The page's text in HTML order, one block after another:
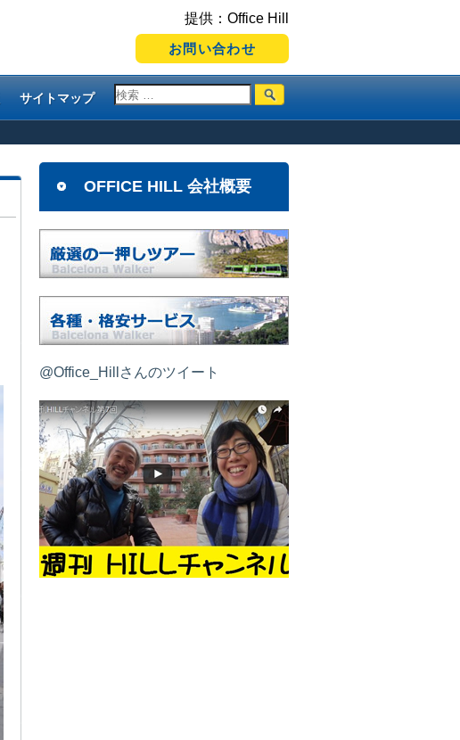
提供：Office Hill
お問い合わせ
サイトマップ
OFFICE HILL 会社概要
@Office_Hillさんのツイート